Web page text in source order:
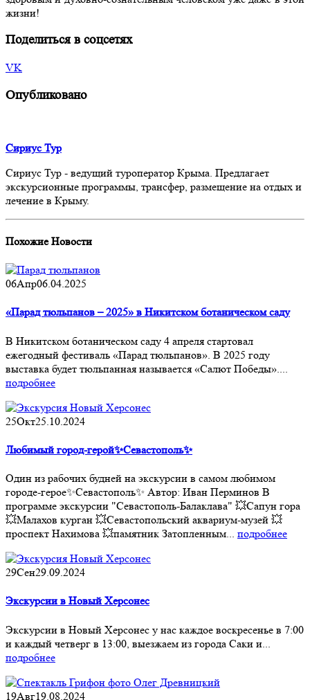
жизни!
Поделиться в соцсетях
VK
Опубликовано
Сириус Тур
Сириус Тур - ведущий туроператор Крыма. Предлагает
экскурсионные программы, трансфер, размещение на отдых и
лечение в Крыму.
ПохожиеНовости
06Апр06.04.2025
«Парад тюльпанов – 2025» в Никитском ботаническом саду
В Никитском ботаническом саду 4 апреля стартовал
ежегодный фестиваль «Парад тюльпанов». В 2025 году
выставка будет тюльпанная называется «Салют Победы»....
подробнее
25Окт25.10.2024
Любимый город-герой✨Севастополь✨
Один из рабочих будней на экскурсии в самом любимом
городе-герое✨Севастополь✨ Автор: Иван Перминов В
программе экскурсии "Севастополь-Балаклава" 💥Сапун гора
💥Малахов курган 💥Севастопольский аквариум-музей 💥
проспект Нахимова 💥памятник Затопленным... подробнее
29Сен29.09.2024
Экскурсии в Новый Херсонес
Экскурсии в Новый Херсонес у нас каждое воскресенье в 7:00
и каждый четверг в 13:00, выезжаем из города Саки и...
подробнее
19Авг19.08.2024